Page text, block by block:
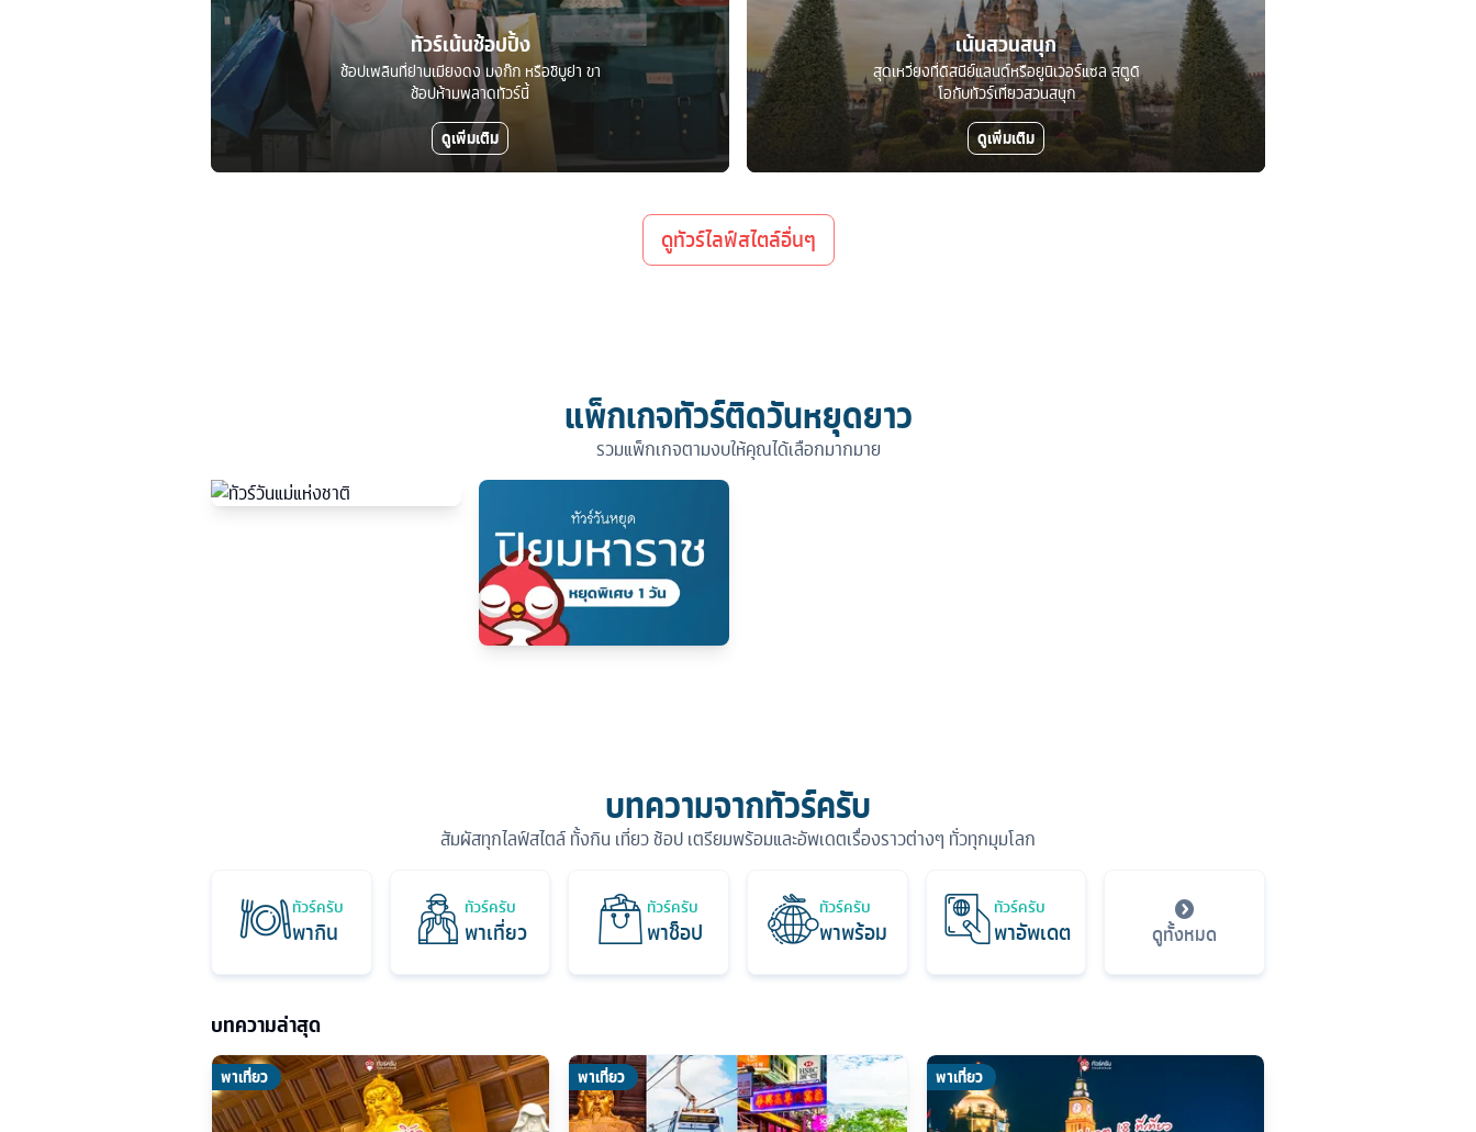
ทัวร์เน้นช้อปปิ้ง
ช้อปเพลินที่ย่านเมียงดง มงก๊ก หรือชิบูย่า ขา
ช้อปห้ามพลาดทัวร์นี้
ดูเพิ่มเติม
เน้นสวนสนุก
สุดเหวี่ยงที่ดิสนีย์แลนด์หรือยูนิเวอร์แซล สตูดิ
โอกับทัวร์เที่ยวสวนสนุก
ดูเพิ่มเติม
ดูทัวร์ไลฟ์สไตล์อื่นๆ
แพ็กเกจทัวร์ติดวันหยุดยาว
รวมแพ็กเกจตามงบให้คุณได้เลือกมากมาย
บทความจากทัวร์ครับ
สัมผัสทุกไลฟ์สไตล์ ทั้งกิน เที่ยว ช้อป เตรียมพร้อมและอัพเดตเรื่องราวต่างๆ ทั่วทุกมุมโลก
ทัวร์ครับ
พากิน
ทัวร์ครับ
พาเที่ยว
ทัวร์ครับ
พาช็อป
ทัวร์ครับ
พาพร้อม
ทัวร์ครับ
พาอัพเดต ดูทั้งหมด
บทความล่าสุด
พาเที่ยว พาเที่ยว พาเที่ยว